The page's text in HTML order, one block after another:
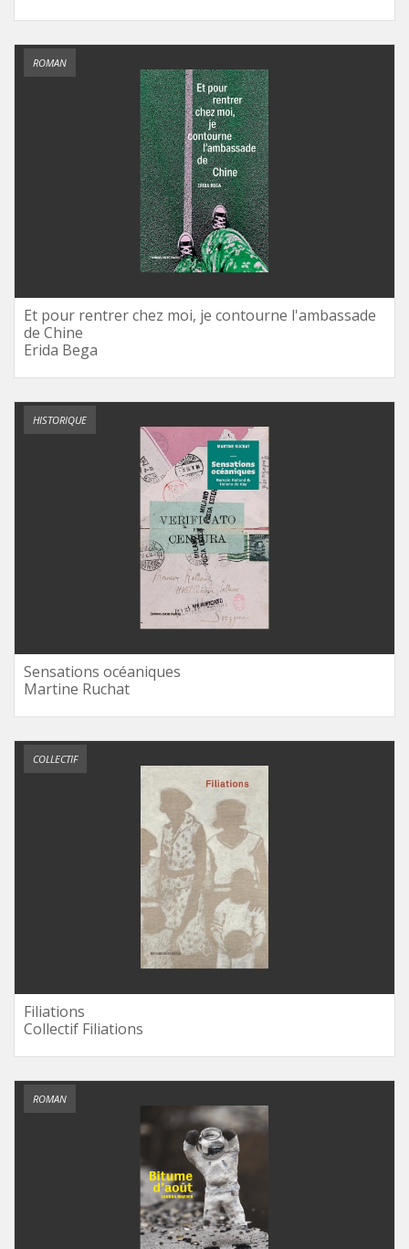
ROMAN
Et pour rentrer chez moi, je contourne l'ambassade
de Chine
Erida Bega
HISTORIQUE
Sensations océaniques
Martine Ruchat
COLLECTIF
Filiations
Collectif Filiations
ROMAN